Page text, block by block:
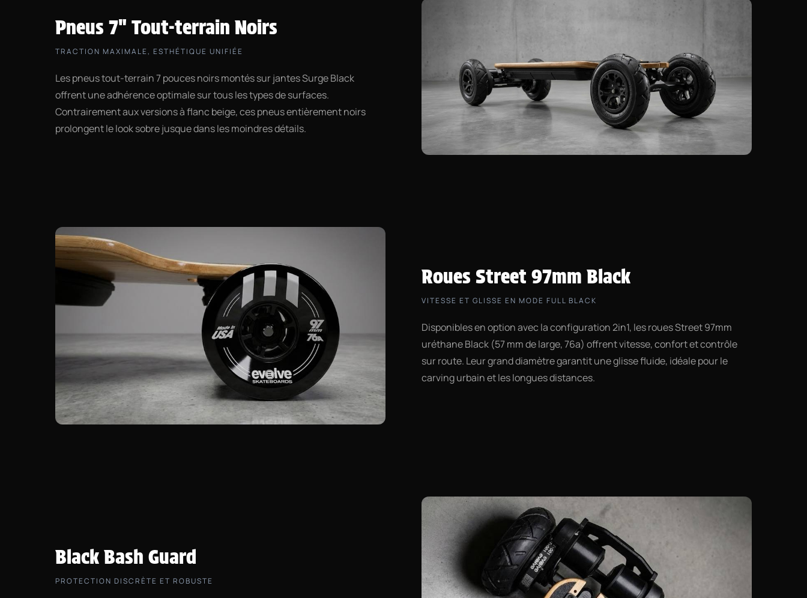
Pneus 7" Tout-terrain Noirs
TRACTION MAXIMALE, ESTHÉTIQUE UNIFIÉE
Les pneus tout-terrain 7 pouces noirs montés sur jantes Surge Black
offrent une adhérence optimale sur tous les types de surfaces.
Contrairement aux versions à flanc beige, ces pneus entièrement noirs
prolongent le look sobre jusque dans les moindres détails.
Roues Street 97mm Black
VITESSE ET GLISSE EN MODE FULL BLACK
Disponibles en option avec la configuration 2in1, les roues Street 97mm
uréthane Black (57 mm de large, 76a) offrent vitesse, confort et contrôle
sur route. Leur grand diamètre garantit une glisse fluide, idéale pour le
carving urbain et les longues distances.
Black Bash Guard
PROTECTION DISCRÈTE ET ROBUSTE